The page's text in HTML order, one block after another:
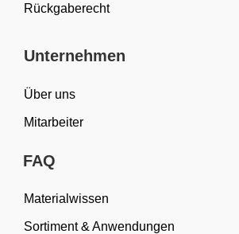
Rückgaberecht
Unternehmen
Über uns
Mitarbeiter
FAQ
Materialwissen
Sortiment & Anwendungen